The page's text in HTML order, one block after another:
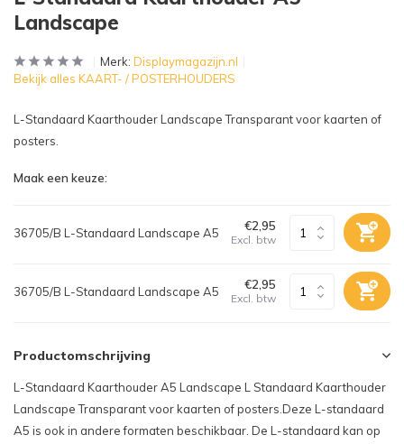
Landscape
Merk: Displaymagazijn.nl
Bekijk alles KAART- / POSTERHOUDERS
L-Standaard Kaarthouder Landscape Transparant voor kaarten of
posters.
Maak een keuze:
36705/B L-Standaard Landscape A5 €2,95
Excl. btw
36705/B L-Standaard Landscape A5 €2,95
Excl. btw
Productomschrijving
L-Standaard Kaarthouder A5 Landscape L Standaard Kaarthouder
Landscape Transparant voor kaarten of posters.Deze L-standaard
A5 is ook in andere formaten beschikbaar. De L-standaard kan op